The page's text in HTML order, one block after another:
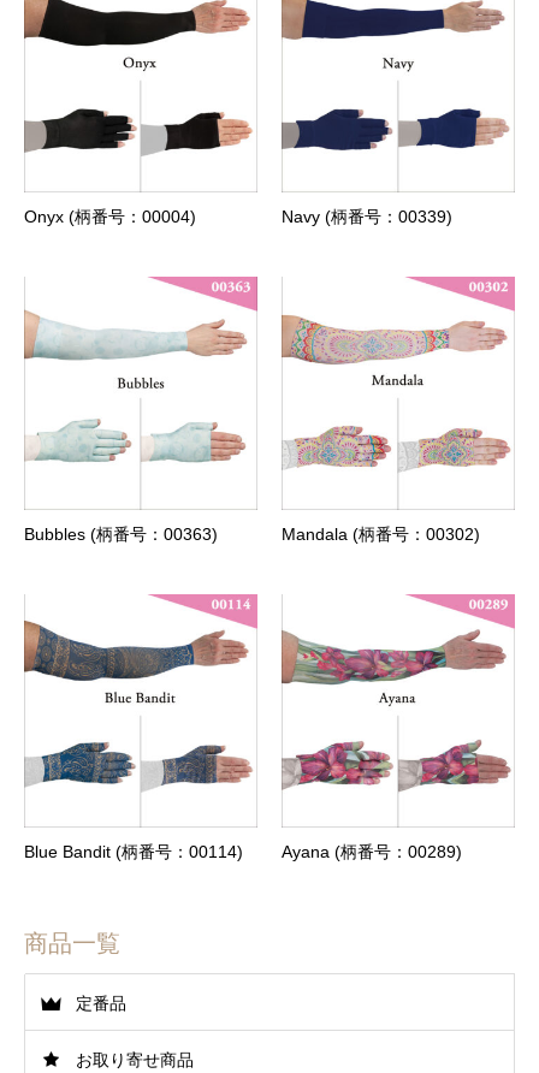
Onyx (柄番号：00004) Navy (柄番号：00339)
Bubbles (柄番号：00363) Mandala (柄番号：00302)
Blue Bandit (柄番号：00114) Ayana (柄番号：00289)
商品一覧
定番品
お取り寄せ商品